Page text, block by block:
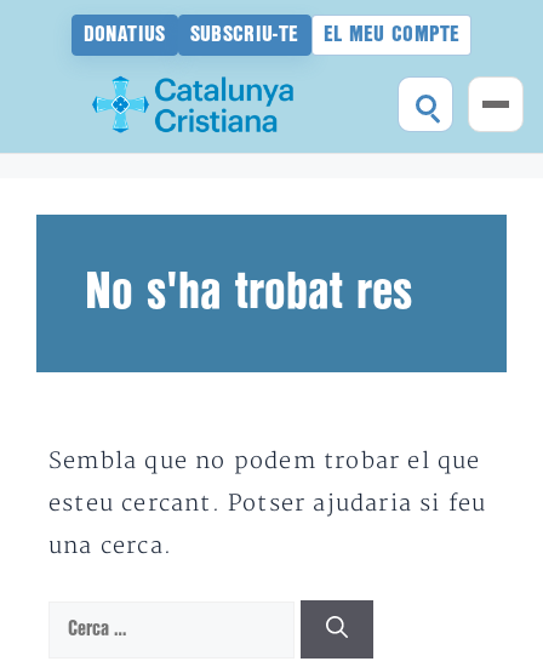
DONATIUS SUBSCRIU-TE EL MEU COMPTE
No s'ha trobat res
Sembla que no podem trobar el que
esteu cercant. Potser ajudaria si feu
una cerca.
Cerca: